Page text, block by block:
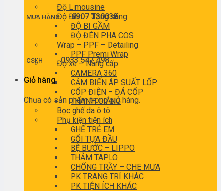
MUA HÀNG0907 330038
CSKH0933 547 498
Giỏ hàng
Chưa có sản phẩm trong giỏ hàng.
Độ Limousine
Độ Đèn – Tăng sáng
ĐỘ BI GẦM
ĐỘ ĐÈN PHA COS
Wrap – PPF – Detailing
PPF Premi Wrap
Độ xe – Nâng cấp
CAMERA 360
CẢM BIẾN ÁP SUẤT LỐP
CỐP ĐIỆN – ĐÁ CỐP
THANH GIẰNG
Bọc ghế da ô tô
Phụ kiện tiện ích
GHẾ TRẺ EM
GỐI TỰA ĐẦU
BỆ BƯỚC – LIPPO
THẢM TAPLO
CHỐNG TRẦY – CHE MƯA
PK TRANG TRÍ KHÁC
PK TIỆN ÍCH KHÁC